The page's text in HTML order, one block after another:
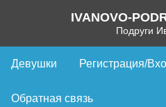
IVANOVO-
Подруги
Девушки Регистрация/
Обратная связь